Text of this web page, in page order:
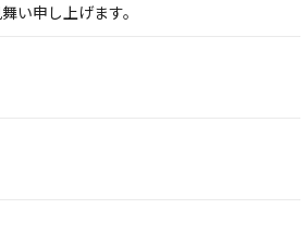
い申し上げます。